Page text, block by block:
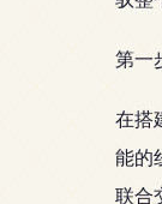
第一
在搭
能的
联合